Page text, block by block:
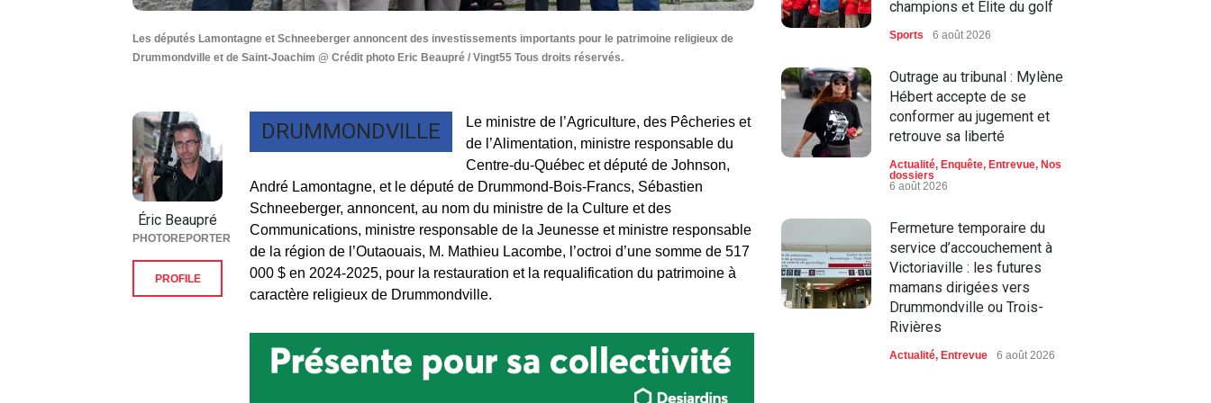
Les députés Lamontagne et Schneeberger annoncent des investissements importants pour le patrimoine religieux de
Drummondville et de Saint-Joachim @ Crédit photo Eric Beaupré / Vingt55 Tous droits réservés.
DRUMMONDVILLE
Le ministre de l’Agriculture, des Pêcheries et
de l’Alimentation, ministre responsable du
Centre-du-Québec et député de Johnson,
André Lamontagne, et le député de Drummond-Bois-Francs, Sébastien
Schneeberger, annoncent, au nom du ministre de la Culture et des
Communications, ministre responsable de la Jeunesse et ministre responsable
de la région de l’Outaouais, M. Mathieu Lacombe, l’octroi d’une somme de 517
000 $ en 2024-2025, pour la restauration et la requalification du patrimoine à
caractère religieux de Drummondville.
Éric Beaupré
PHOTOREPORTER
PROFILE
champions et Élite du golf
Sports 6 août 2026
Outrage au tribunal : Mylène
Hébert accepte de se
conformer au jugement et
retrouve sa liberté
Actualité, Enquête, Entrevue, Nos
dossiers
6 août 2026
Fermeture temporaire du
service d’accouchement à
Victoriaville : les futures
mamans dirigées vers
Drummondville ou Trois-
Rivières
Actualité, Entrevue 6 août 2026